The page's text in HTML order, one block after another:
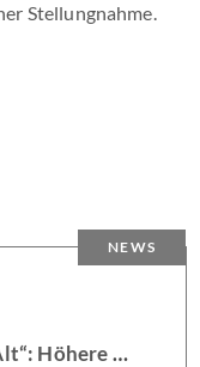
Stellungnahme.
NEWS
KfW-Förderung „Jung kauft Alt“: Höhere Kredite ab August 2026